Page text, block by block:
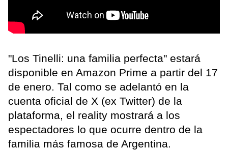
"Los Tinelli: una familia perfecta" estará
disponible en Amazon Prime a partir del 17
de enero. Tal como se adelantó en la
cuenta oficial de X (ex Twitter) de la
plataforma, el reality mostrará a los
espectadores lo que ocurre dentro de la
familia más famosa de Argentina.